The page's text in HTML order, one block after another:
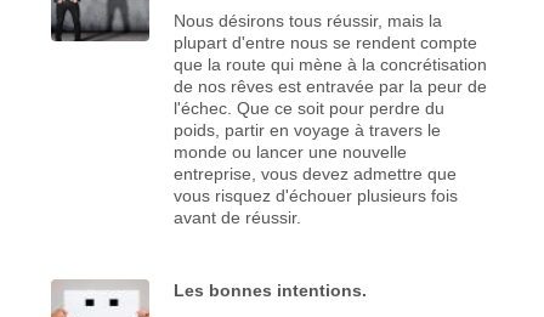
Nous désirons tous réussir, mais la
plupart d'entre nous se rendent compte
que la route qui mène à la concrétisation
de nos rêves est entravée par la peur de
l'échec. Que ce soit pour perdre du
poids, partir en voyage à travers le
monde ou lancer une nouvelle
entreprise, vous devez admettre que
vous risquez d'échouer plusieurs fois
avant de réussir.
Les bonnes intentions.